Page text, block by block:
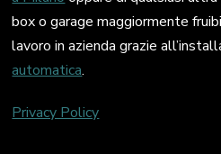
box o garage maggiormente
lavoro in azienda grazie
automatica.
Privacy Policy